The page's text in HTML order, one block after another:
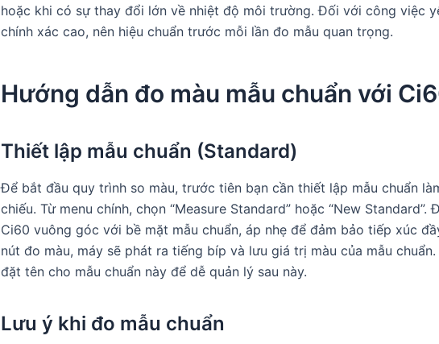
hoặc khi có sự thay đổi lớn về nhiệt độ môi trường. Đối với công việc
chính xác cao, nên hiệu chuẩn trước mỗi lần đo mẫu quan trọng.
Hướng dẫn đo màu mẫu chuẩn với
Thiết lập mẫu chuẩn (Standard)
Để bắt đầu quy trình so màu, trước tiên bạn cần thiết lập mẫu chuẩn
chiếu. Từ menu chính, chọn “Measure Standard” hoặc “New Standard”.
Ci60 vuông góc với bề mặt mẫu chuẩn, áp nhẹ để đảm bảo tiếp xúc
nút đo màu, máy sẽ phát ra tiếng bíp và lưu giá trị màu của mẫu
đặt tên cho mẫu chuẩn này để dễ quản lý sau này.
Lưu ý khi đo mẫu chuẩn